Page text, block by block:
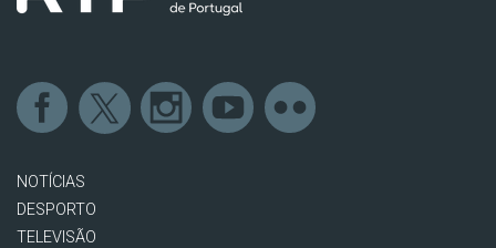
NOTÍCIAS
DESPORTO
TELEVISÃO